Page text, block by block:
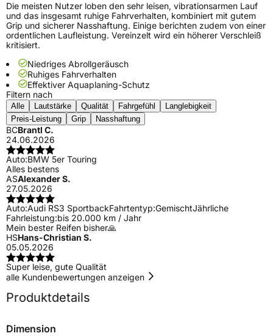
Die meisten Nutzer loben den sehr leisen, vibrationsarmen Lauf
und das insgesamt ruhige Fahrverhalten, kombiniert mit gutem
Grip und sicherer Nasshaftung. Einige berichten zudem von einer
ordentlichen Laufleistung. Vereinzelt wird ein höherer Verschleiß
kritisiert.
Niedriges Abrollgeräusch
Ruhiges Fahrverhalten
Effektiver Aquaplaning-Schutz
Filtern nach
Alle Lautstärke Qualität Fahrgefühl
Langlebigkeit
Preis-Leistung
Grip Nasshaftung
BCBrantl C.
24.06.2026
Auto:BMW 5er Touring
Alles bestens
ASAlexander S.
27.05.2026
Auto:Audi RS3 SportbackFahrtentyp:GemischtJährliche
Fahrleistung:bis 20.000 km / Jahr
Mein bester Reifen bisher🙏
HSHans-Christian S.
05.05.2026
Super leise, gute Qualität
alle Kundenbewertungen anzeigen
Produktdetails
Dimension